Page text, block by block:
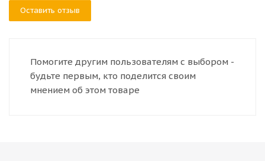
Оставить отзыв
Помогите другим пользователям с выбором -
будьте первым, кто поделится своим
мнением об этом товаре